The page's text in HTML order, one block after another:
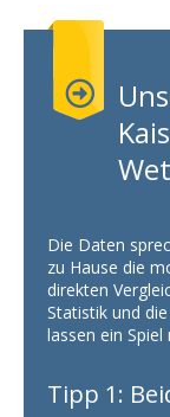
Die Daten
zu Hause die
direkten
Statistik und
lassen ein
Tipp 1: